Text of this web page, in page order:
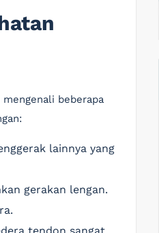
beberapa
lainnya yang
gerakan lengan.